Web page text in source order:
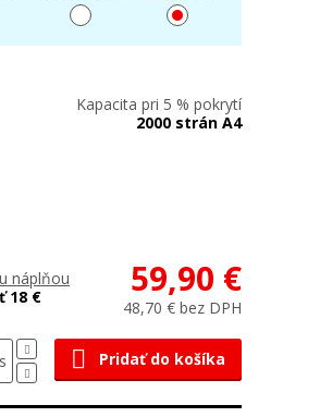
Kapacita pri 5 % pokrytí
2000 strán A4
náplňou
18 € 59,90 €
48,70 € bez DPH
Pridať do košíka